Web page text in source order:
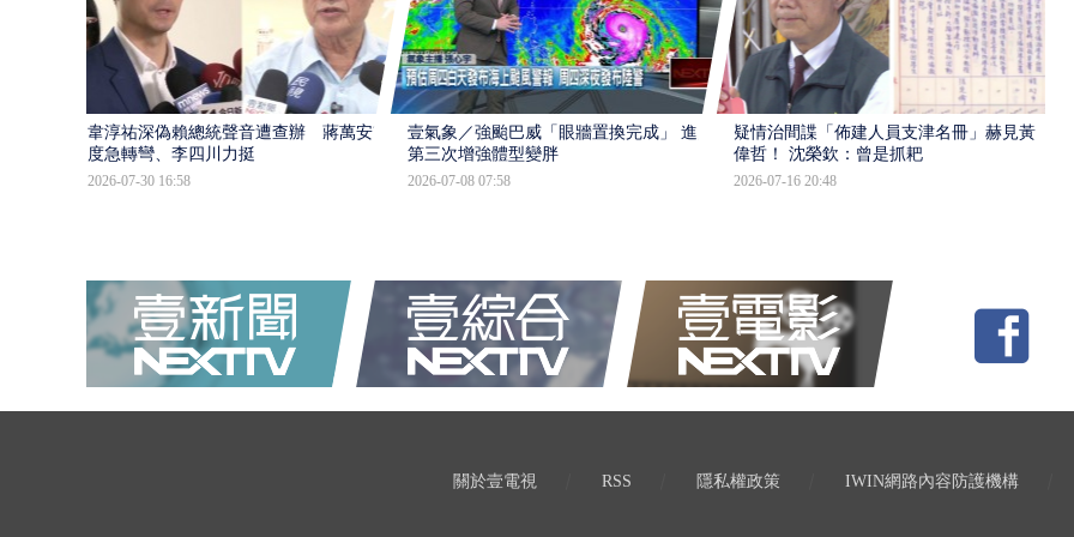
韋淳祐深偽賴總統聲音遭查辦 蔣萬安態
度急轉彎、李四川力挺
2026-07-30 16:58
壹氣象／強颱巴威「眼牆置換完成」 進入
第三次增強體型變胖
2026-07-08 07:58
疑情治間諜「佈建人員支津名冊」赫見黃
偉哲！ 沈榮欽：曾是抓耙
2026-07-16 20:48
關於壹電視 RSS 隱私權政策 IWIN網路內容防護機構